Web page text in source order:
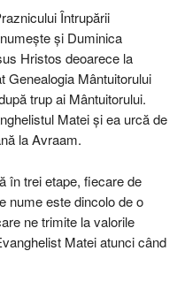
Întrupării
și Duminica
Hristos deoarece la
Genealogia Mântuitorului
trup ai Mântuitorului.
Matei și ea urcă de
la Avraam.
în trei etape, fiecare de
nume este dincolo de o
ne trimite la valorile
Matei atunci când